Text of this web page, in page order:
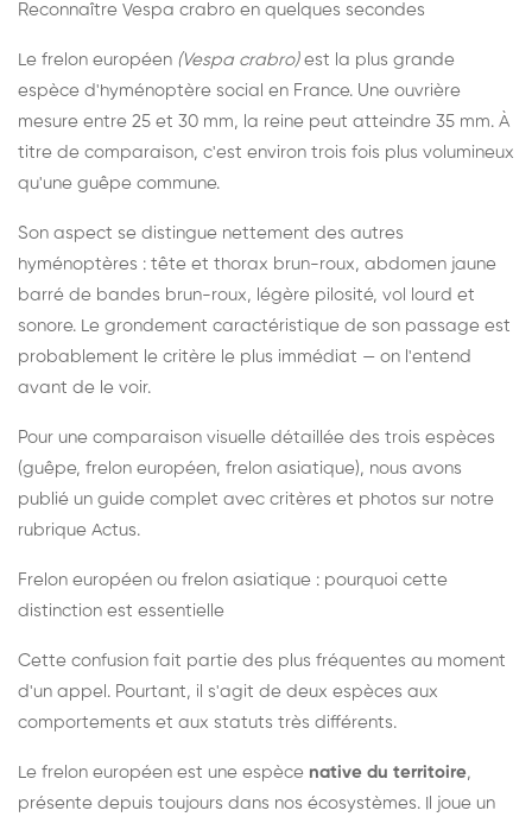
Reconnaître Vespa crabro en quelques secondes
Le frelon européen (Vespa crabro)est la plus grande
espèce d'hyménoptère social en France. Une ouvrière
mesure entre 25 et 30 mm, la reine peut atteindre 35 mm. À
titre de comparaison, c'est environ trois fois plus volumineux
qu'une guêpe commune.
Son aspect se distingue nettement des autres
hyménoptères : tête et thorax brun-roux, abdomen jaune
barré de bandes brun-roux, légère pilosité, vol lourd et
sonore. Le grondement caractéristique de son passage est
probablement le critère le plus immédiat — on l'entend
avant de le voir.
Pour une comparaison visuelle détaillée des trois espèces
(guêpe, frelon européen, frelon asiatique), nous avons
publié un guide complet avec critères et photos sur notre
rubrique Actus.
Frelon européen ou frelon asiatique : pourquoi cette
distinction est essentielle
Cette confusion fait partie des plus fréquentes au moment
d'un appel. Pourtant, il s'agit de deux espèces aux
comportements et aux statuts très différents.
Le frelon européen est une espèce native du territoire,
présente depuis toujours dans nos écosystèmes. Il joue un